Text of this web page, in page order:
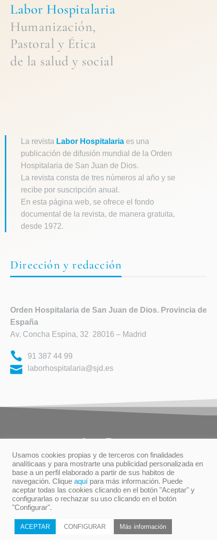
Labor Hospitalaria
Humanización,
Pastoral y Ética
de la salud y social
La revista Labor Hospitalaria es una
publicación de difusión mundial de la Orden
Hospitalaria de San Juan de Dios.
La revista consta de tres números al año y se
recibe por suscripción anual.
En esta página web, se ofrece el fondo
documental de la revista, de manera gratuita,
desde 1972.
Dirección y redacción
Orden Hospitalaria de San Juan de Dios. Provincia de
España
Av. Concha Espina, 32 28016 – Madrid
91 387 44 99
laborhospitalaria@sjd.es
TÉRMINOS DE USO
PRIVACIDAD
POLÍTICA DE COOKIES
© Orden Hospitalaria San Juan de Diós
Usamos cookies propias y de terceros con finalidades
analíticaas y para mostrarte una publicidad personalizada en
base a un perfil elaborado a partir de sus habitos de
navegación. Clique aquí para más información. Puede
aceptar todas las cookies clicando en el botón "Aceptar" y
configurarlas o rechazar su uso clicando en el botón
"Configurar".
ACEPTAR CONFIGURAR Más información